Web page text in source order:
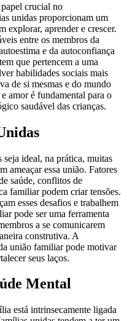
crucial no
unidas proporcionam um
explorar, aprender e crescer.
entre os membros da
e da autoconfiança
que pertencem a uma
habilidades sociais mais
de si mesmas e do mundo
amor é fundamental para o
saudável das crianças.
ideal, na prática, muitas
ameaçar essa união. Fatores
saúde, conflitos de
familiar podem criar tensões.
esses desafios e trabalhem
pode ser uma ferramenta
a se comunicarem
construtiva. A
união familiar pode motivar
seus laços.
Mental
está intrinsecamente ligada